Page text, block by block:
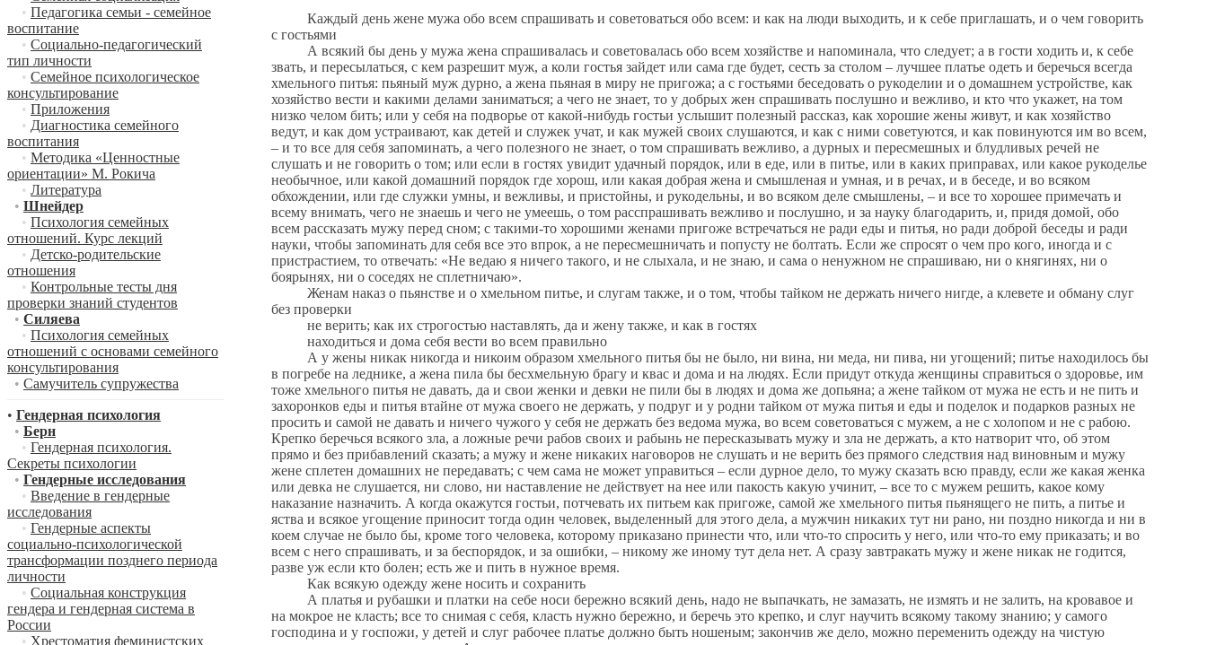
• Педагогика семьи - семейное
воспитание
• Социально-педагогический
тип личности
• Семейное психологическое
консультирование
• Приложения
• Диагностика семейного
воспитания
• Методика «Ценностные
ориентации» М. Рокича
• Литература
• Шнейдер
• Психология семейных
отношений. Курс лекций
• Детско-родительские
отношения
• Контрольные тесты дня
проверки знаний студентов
• Силяева
• Психология семейных
отношений с основами семейного
консультирования
• Самучитель супружества
• Гендерная психология
• Берн
• Гендерная психология.
Секреты психологии
• Гендерные исследования
• Введение в гендерные
исследования
• Гендерные аспекты
социально-психологической
трансформации позднего периода
личности
• Социальная конструкция
гендера и гендерная система в
России
• Хрестоматия феминистских
Каждый день жене мужа обо всем спрашивать и советоваться обо всем: и как на люди выходить, и к себе приглашать, и о чем говорить
с гостьями
А всякий бы день у мужа жена спрашивалась и советовалась обо всем хозяйстве и напоминала, что следует; а в гости ходить и, к себе
звать, и пересылаться, с кем разрешит муж, а коли гостья зайдет или сама где будет, сесть за столом – лучшее платье одеть и беречься всегда
хмельного питья: пьяный муж дурно, а жена пьяная в миру не пригожа; а с гостьями беседовать о рукоделии и о домашнем устройстве, как
хозяйство вести и какими делами заниматься; а чего не знает, то у добрых жен спрашивать послушно и вежливо, и кто что укажет, на том
низко челом бить; или у себя на подворье от какой-нибудь гостьи услышит полезный рассказ, как хорошие жены живут, и как хозяйство
ведут, и как дом устраивают, как детей и служек учат, и как мужей своих слушаются, и как с ними советуются, и как повинуются им во всем,
– и то все для себя запоминать, а чего полезного не знает, о том спрашивать вежливо, а дурных и пересмешных и блудливых речей не
слушать и не говорить о том; или если в гостях увидит удачный порядок, или в еде, или в питье, или в каких приправах, или какое рукоделье
необычное, или какой домашний порядок где хорош, или какая добрая жена и смышленая и умная, и в речах, и в беседе, и во всяком
обхождении, или где служки умны, и вежливы, и пристойны, и рукодельны, и во всяком деле смышлены, – и все то хорошее примечать и
всему внимать, чего не знаешь и чего не умеешь, о том расспрашивать вежливо и послушно, и за науку благодарить, и, придя домой, обо
всем рассказать мужу перед сном; с такими-то хорошими женами пригоже встречаться не ради еды и питья, но ради доброй беседы и ради
науки, чтобы запоминать для себя все это впрок, а не пересмешничать и попусту не болтать. Если же спросят о чем про кого, иногда и с
пристрастием, то отвечать: «Не ведаю я ничего такого, и не слыхала, и не знаю, и сама о ненужном не спрашиваю, ни о княгинях, ни о
боярынях, ни о соседях не сплетничаю».
Женам наказ о пьянстве и о хмельном питье, и слугам также, и о том, чтобы тайком не держать ничего нигде, а клевете и обману слуг
без проверки
не верить; как их строгостью наставлять, да и жену также, и как в гостях
находиться и дома себя вести во всем правильно
А у жены никак никогда и никоим образом хмельного питья бы не было, ни вина, ни меда, ни пива, ни угощений; питье находилось бы
в погребе на леднике, а жена пила бы бесхмельную брагу и квас и дома и на людях. Если придут откуда женщины справиться о здоровье, им
тоже хмельного питья не давать, да и свои женки и девки не пили бы в людях и дома же допьяна; а жене тайком от мужа не есть и не пить и
захоронков еды и питья втайне от мужа своего не держать, у подруг и у родни тайком от мужа питья и еды и поделок и подарков разных не
просить и самой не давать и ничего чужого у себя не держать без ведома мужа, во всем советоваться с мужем, а не с холопом и не с рабою.
Крепко беречься всякого зла, а ложные речи рабов своих и рабынь не пересказывать мужу и зла не держать, а кто натворит что, об этом
прямо и без прибавлений сказать; а мужу и жене никаких наговоров не слушать и не верить без прямого следствия над виновным и мужу
жене сплетен домашних не передавать; с чем сама не может управиться – если дурное дело, то мужу сказать всю правду, если же какая женка
или девка не слушается, ни слово, ни наставление не действует на нее или пакость какую учинит, – все то с мужем решить, какое кому
наказание назначить. А когда окажутся гостьи, потчевать их питьем как пригоже, самой же хмельного питья пьянящего не пить, а питье и
яства и всякое угощение приносит тогда один человек, выделенный для этого дела, а мужчин никаких тут ни рано, ни поздно никогда и ни в
коем случае не было бы, кроме того человека, которому приказано принести что, или что-то спросить у него, или что-то ему приказать; и во
всем с него спрашивать, и за беспорядок, и за ошибки, – никому же иному тут дела нет. А сразу завтракать мужу и жене никак не годится,
разве уж если кто болен; есть же и пить в нужное время.
Как всякую одежду жене носить и сохранить
А платья и рубашки и платки на себе носи бережно всякий день, надо не выпачкать, не замазать, не измять и не залить, на кровавое и
на мокрое не класть; все то снимая с себя, класть нужно бережно, и беречь это крепко, и слуг научить всякому такому знанию; у самого
господина и у госпожи, у детей и слуг рабочее платье должно быть ношеным; закончив же дело, можно переменить одежду на чистую